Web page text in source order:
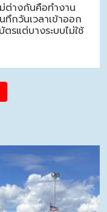
ต่างกันคือทำงาน
กวันเวลาเข้าออก
รแต่บางระบบไม่ใช้